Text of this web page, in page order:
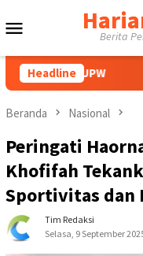
ke
Berita
HeadlineProgram
Beranda Nasional
Peringati
Khofifah
Sportivitas dan
Tim Redaksi
Selasa, 9 September